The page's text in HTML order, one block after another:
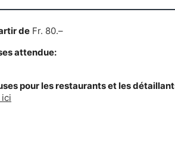
de Fr. 80.–
attendue:
pour les restaurants et les